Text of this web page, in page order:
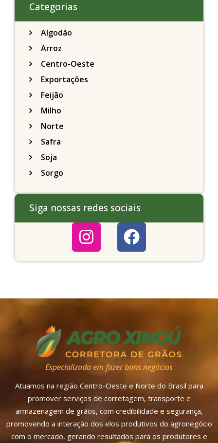
Categorias
Algodão
Arroz
Centro-Oeste
Exportações
Feijão
Milho
Norte
Safra
Soja
Sorgo
Siga nossas redes sociais
Especializada em fazer bons negócios
Atuamos na região Centro-Oeste e Norte do Brasil para
promover serviços de corretagem, transporte e
armazenagem de grãos, com credibilidade e segurança,
promovendo a interação dos elos produtivos do agronegócio
com o mercado, gerando resultados para os produtores e